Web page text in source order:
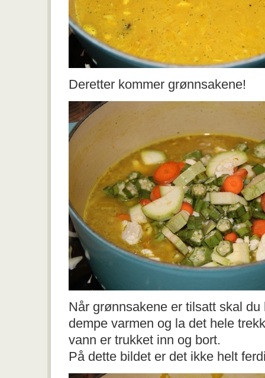
Deretter kommer grønnsakene!
Når grønnsakene er tilsatt skal
dempe varmen og la det hele
vann er trukket inn og bort.
På dette bildet er det ikke helt